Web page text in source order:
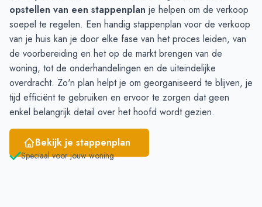
opstellen van een stappenplan je helpen om de verkoop
soepel te regelen. Een handig stappenplan voor de verkoop
van je huis kan je door elke fase van het proces leiden, van
de voorbereiding en het op de markt brengen van de
woning, tot de onderhandelingen en de uiteindelijke
overdracht. Zo'n plan helpt je om georganiseerd te blijven, je
tijd efficiënt te gebruiken en ervoor te zorgen dat geen
enkel belangrijk detail over het hoofd wordt gezien.
Bekijk je stappenplan
Speciaal voor jouw woning